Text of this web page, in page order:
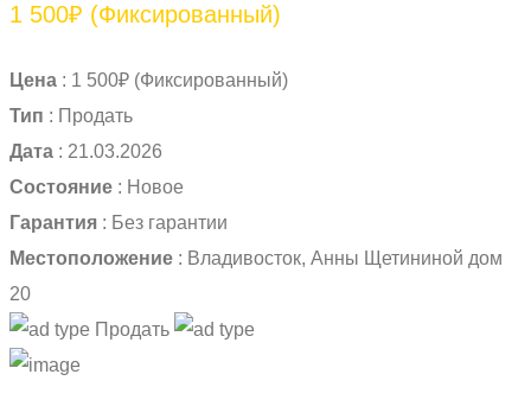
1 500₽ (Фиксированный)
Цена : 1 500₽ (Фиксированный)
Тип : Продать
Дата : 21.03.2026
Состояние : Новое
Гарантия : Без гарантии
Местоположение : Владивосток, Анны Щетининой дом
20
Продать